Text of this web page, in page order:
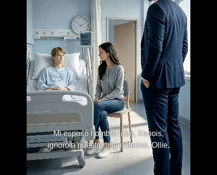
Mi esposo hombre lobo, Xenois,
ignoró a nuestro hijo enfermo, Ollie.